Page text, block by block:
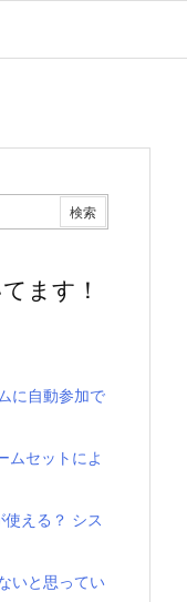
ます！
に自動参加で
ムセットによ
使える？ シス
いと思ってい